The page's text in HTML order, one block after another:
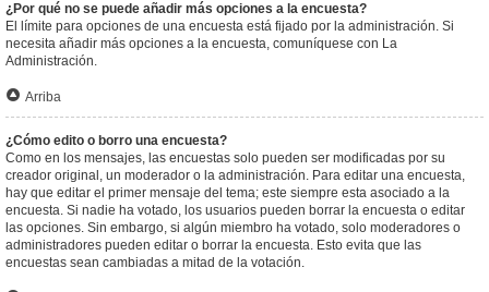
¿Por qué no se puede añadir más opciones a la encuesta?
El límite para opciones de una encuesta está fijado por la administración. Si
necesita añadir más opciones a la encuesta, comuníquese con La
Administración.
Arriba
¿Cómo edito o borro una encuesta?
Como en los mensajes, las encuestas solo pueden ser modificadas por su
creador original, un moderador o la administración. Para editar una encuesta,
hay que editar el primer mensaje del tema; este siempre esta asociado a la
encuesta. Si nadie ha votado, los usuarios pueden borrar la encuesta o editar
las opciones. Sin embargo, si algún miembro ha votado, solo moderadores o
administradores pueden editar o borrar la encuesta. Esto evita que las
encuestas sean cambiadas a mitad de la votación.